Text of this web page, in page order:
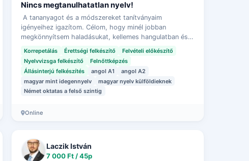
Nincs megtanulhatatlan nyelv!
A tananyagot és a módszereket tanítványaim
igényeihez igazítom. Célom, hogy minél jobban
megkönnyítsem haladásukat, kellemes hangulatban és
sikerélményt hozva teljenek az órák.
Korrepetálás Érettségi felkészítő
Felvételi előkészítő
Nyelvvizsga felkészítő
Felnőttképzés
Állásinterjú felkészítés
angol A1
angol A2
magyar mint idegennyelv
magyar nyelv külföldieknek
Német oktatas a felső szintig
Online
Laczik István
7 000 Ft / 45p